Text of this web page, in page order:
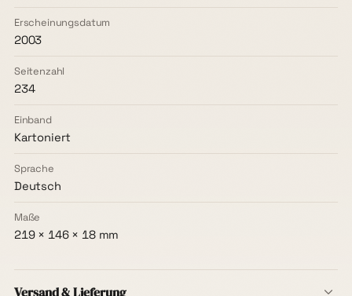
Erscheinungsdatum
2003
Seitenzahl
234
Einband
Kartoniert
Sprache
Deutsch
Maße
219 × 146 × 18 mm
Versand & Lieferung